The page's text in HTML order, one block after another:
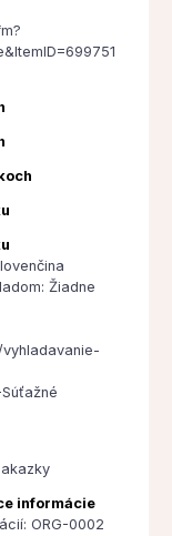
Žiadne
informácie
ORG-0002